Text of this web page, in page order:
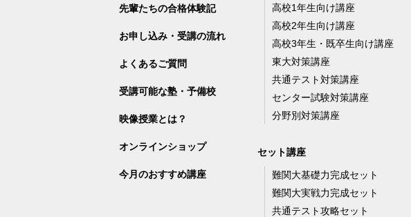
先輩たちの合格体験記
お申し込み・受講の流れ
よくあるご質問
受講可能な塾・予備校
映像授業とは？
オンラインショップ
今月のおすすめ講座
高校1年生向け講座
高校2年生向け講座
高校3年生・既卒生向け講座
東大対策講座
共通テスト対策講座
センター試験対策講座
分野別対策講座
セット講座
難関大基礎力完成セット
難関大実戦力完成セット
共通テスト攻略セット